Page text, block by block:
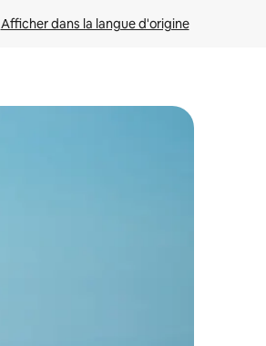
Afficher dans la langue d'origine